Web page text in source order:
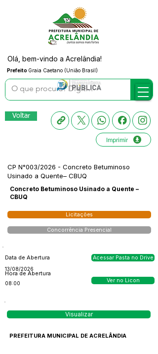
Prefeito Graia Caetano (União Brasil)
Olá, bem-vindo a Acrelândia!
Voltar
Imprimir
CP N°003/2026 - Concreto Betuminoso
Usinado a Quente– CBUQ
Concreto Betuminoso Usinado a Quente –
CBUQ
Licitações
Concorrência Presencial
Data de Abertura
13/08/2026
Hora de Abertura
08:00
Acessar Pasta no Drive
Ver no Licon
Visualizar
PREFEITURA MUNICIPAL DE ACRELÂNDIA